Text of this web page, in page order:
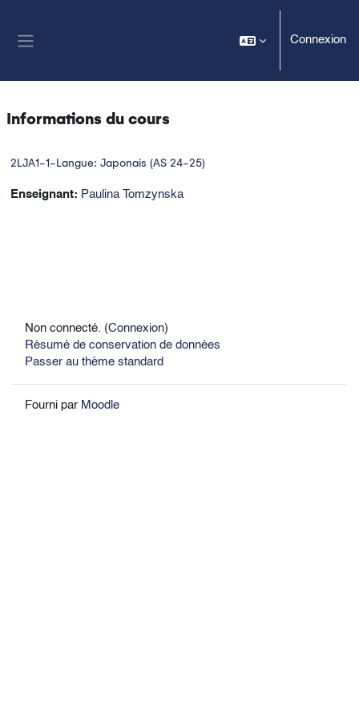
Connexion
Informations du cours
2LJA1-1-Langue: Japonais (AS 24-25)
Enseignant: Paulina Tomzynska
Non connecté. (Connexion)
Résumé de conservation de données
Passer au thème standard
Fourni par Moodle